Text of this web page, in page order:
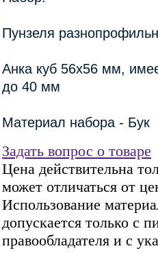
Пунзеля
Анка куб 56x56 мм,
до 40 мм
Материал набора - Бук
Задать вопрос о товаре
Цена действительна
может отличаться от
Использование
допускается только с
правообладателя и с